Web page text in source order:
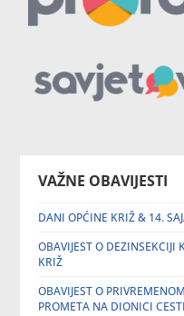
VAŽNE OBAVIJESTI
DANI OPĆINE KRIŽ & 14.
OBAVIJEST O DEZINSEKCIJI
KRIŽ
OBAVIJEST O
PROMETA NA DIONICI